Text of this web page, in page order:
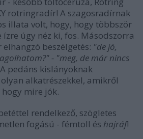
rotringradír! A szagosradírnak
illata volt, hogy, hogy többször
úgy néz ki, fos. Másodszorra
elhangzó beszélgetés: "de jó,
- "meg, de már nincs
pedáns kislányoknak
alkatrészekkel, amikről
mire jók.
rendelkező, szögletes
fogású - fémtoll és hajráf!